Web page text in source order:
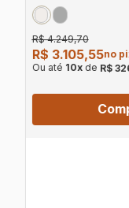
R$ 4.249,70
R$ 3.105,55no
Ou até 10xde R$